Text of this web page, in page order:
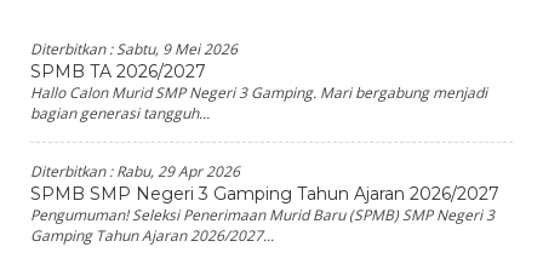
Diterbitkan :Sabtu, 9 Mei 2026
SPMB TA 2026/2027
Hallo Calon Murid SMP Negeri 3 Gamping. Mari bergabung menjadi
bagian generasi tangguh...
Diterbitkan :Rabu, 29 Apr 2026
SPMB SMP Negeri 3 Gamping Tahun Ajaran 2026/2027
Pengumuman! Seleksi Penerimaan Murid Baru (SPMB) SMP Negeri 3
Gamping Tahun Ajaran 2026/2027...